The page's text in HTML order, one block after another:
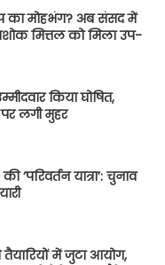
का मोहभंग? अब संसद में
मित्तल को मिला उप-
किया घोषित,
लगी मुहर
यात्रा’: चुनाव
में जुटा आयोग,